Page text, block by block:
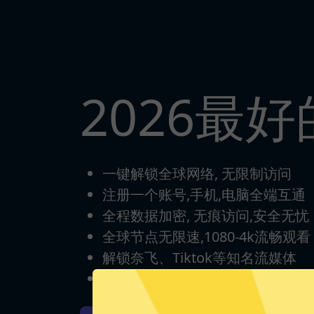
2026最好
一键解锁全球网络, 无限制访问
注册一个账号,手机,电脑全端互通
全程数据加密, 无痕访问,安全无忧
全球节点无限速,1080-4k流畅观看
解锁奈飞、Tiktok等知名流媒体
每日签到打卡，永久免费使用